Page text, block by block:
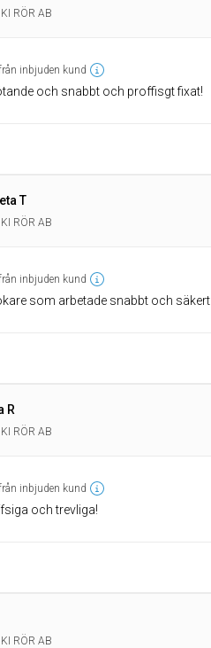
RÖR AB
inbjuden kund
och snabbt och proffisgt fixat!
T
RÖR AB
inbjuden kund
som arbetade snabbt och säkert
R
RÖR AB
inbjuden kund
och trevliga!
RÖR AB